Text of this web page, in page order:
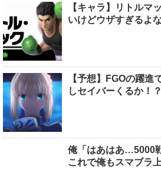
【キャラ】リトルマ
いけどウザすぎるよ
【予想】FGOの躍進
しセイバーくるか！
俺「はあはあ…5000
これで俺もスマブラ